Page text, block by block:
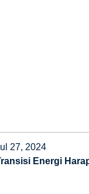
27, 2024
Energi